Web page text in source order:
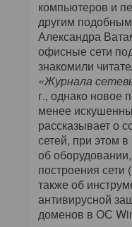
компьютеров и
другим
Александра
офисные сети
знакомили
«Журнала
г., однако новое
менее
рассказывает о
сетей, при этом
об
построения сети
также об
антивирусной
доменов в ОС